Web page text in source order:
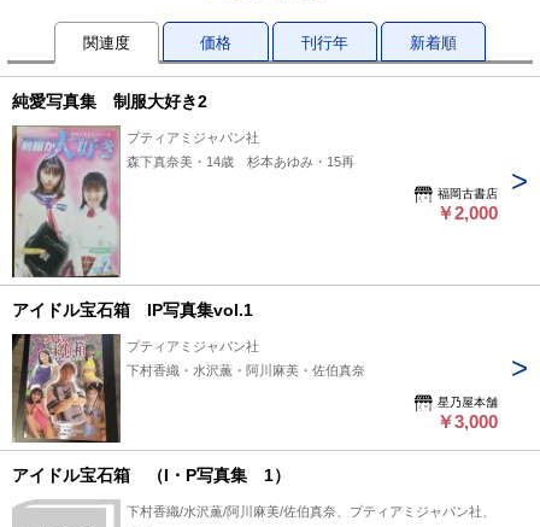
関連度 価格 刊行年 新着順
純愛写真集 制服大好き2
プティアミジャパン社
森下真奈美・14歳 杉本あゆみ・15再
福岡古書店
￥2,000
アイドル宝石箱 IP写真集vol.1
プティアミジャパン社
下村香織・水沢薫・阿川麻美・佐伯真奈
星乃屋本舗
￥3,000
アイドル宝石箱 （I・P写真集 1）
下村香織/水沢薫/阿川麻美/佐伯真奈、プティアミジャパン社、